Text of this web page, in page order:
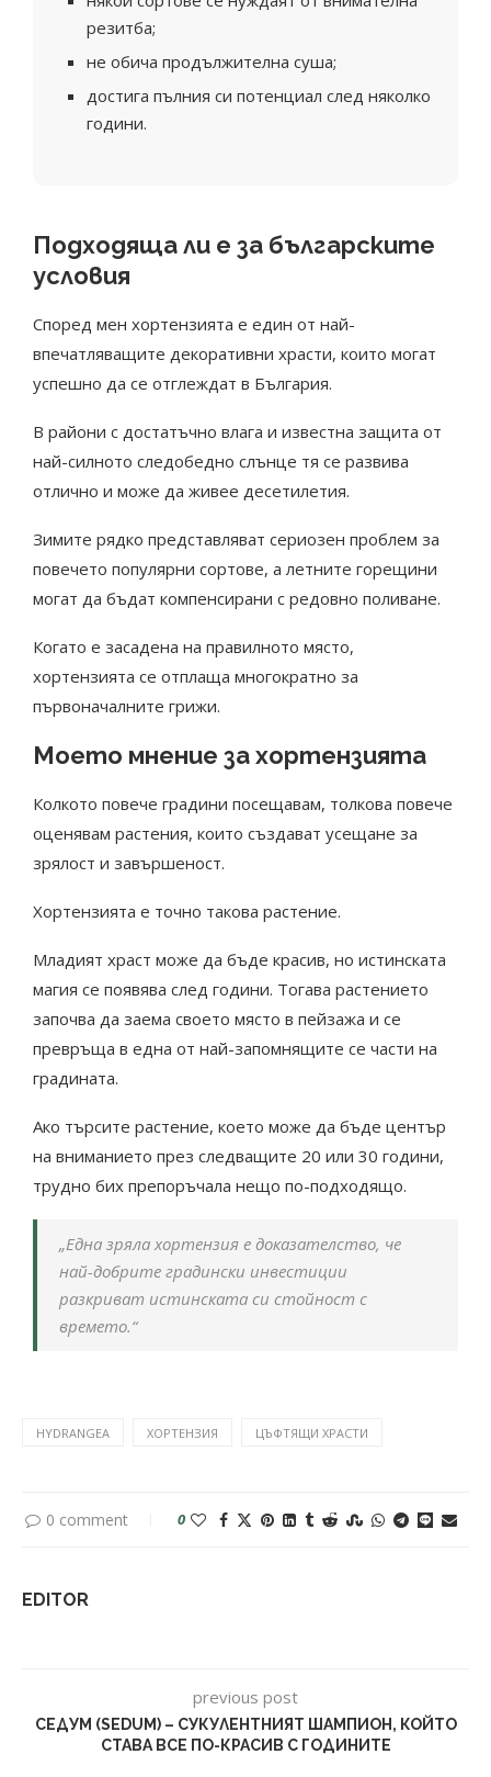
резитба;
не обича продължителна суша;
достига пълния си потенциал след няколко
години.
Подходяща ли е за българските
условия
Според мен хортензията е един от най-
впечатляващите декоративни храсти, които могат
успешно да се отглеждат в България.
В райони с достатъчно влага и известна защита от
най-силното следобедно слънце тя се развива
отлично и може да живее десетилетия.
Зимите рядко представляват сериозен проблем за
повечето популярни сортове, а летните горещини
могат да бъдат компенсирани с редовно поливане.
Когато е засадена на правилното място,
хортензията се отплаща многократно за
първоначалните грижи.
Моето мнение за хортензията
Колкото повече градини посещавам, толкова повече
оценявам растения, които създават усещане за
зрялост и завършеност.
Хортензията е точно такова растение.
Младият храст може да бъде красив, но истинската
магия се появява след години. Тогава растението
започва да заема своето място в пейзажа и се
превръща в една от най-запомнящите се части на
градината.
Ако търсите растение, което може да бъде център
на вниманието през следващите 20 или 30 години,
трудно бих препоръчала нещо по-подходящо.
„Една зряла хортензия е доказателство, че
най-добрите градински инвестиции
разкриват истинската си стойност с
времето.“
HYDRANGEA ХОРТЕНЗИЯ ЦЪФТЯЩИ ХРАСТИ
0 comment 0
EDITOR
previous post
СЕДУМ (SEDUM) – СУКУЛЕНТНИЯТ ШАМПИОН, КОЙТО
СТАВА ВСЕ ПО-КРАСИВ С ГОДИНИТЕ